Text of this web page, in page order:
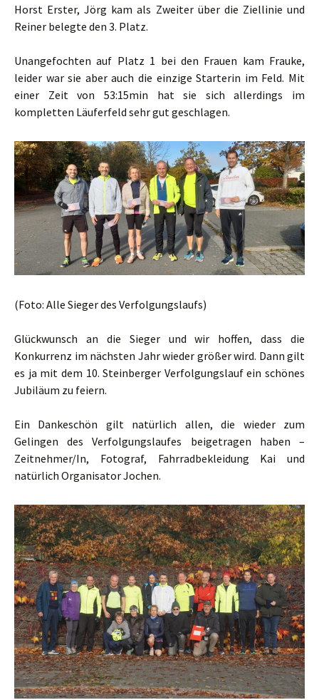
Horst Erster, Jörg kam als Zweiter über die Ziellinie und
Reiner belegte den 3. Platz.
Unangefochten auf Platz 1 bei den Frauen kam Frauke,
leider war sie aber auch die einzige Starterin im Feld. Mit
einer Zeit von 53:15min hat sie sich allerdings im
kompletten Läuferfeld sehr gut geschlagen.
(Foto: Alle Sieger des Verfolgungslaufs)
Glückwunsch an die Sieger und wir hoffen, dass die
Konkurrenz im nächsten Jahr wieder größer wird. Dann gilt
es ja mit dem 10. Steinberger Verfolgungslauf ein schönes
Jubiläum zu feiern.
Ein Dankeschön gilt natürlich allen, die wieder zum
Gelingen des Verfolgungslaufes beigetragen haben –
Zeitnehmer/In, Fotograf, Fahrradbekleidung Kai und
natürlich Organisator Jochen.